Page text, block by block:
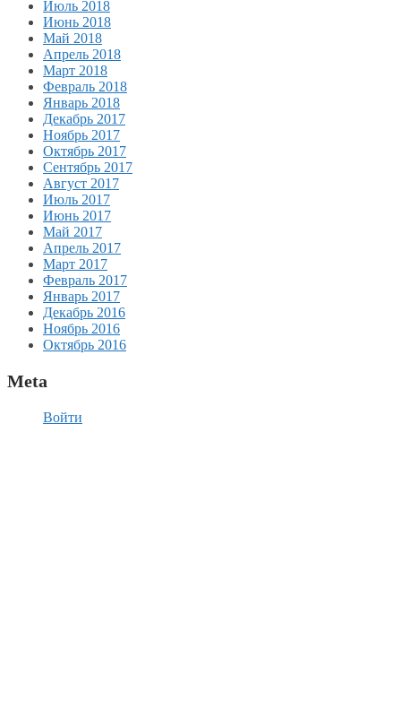
Июль 2018
Июнь 2018
Май 2018
Апрель 2018
Март 2018
Февраль 2018
Январь 2018
Декабрь 2017
Ноябрь 2017
Октябрь 2017
Сентябрь 2017
Август 2017
Июль 2017
Июнь 2017
Май 2017
Апрель 2017
Март 2017
Февраль 2017
Январь 2017
Декабрь 2016
Ноябрь 2016
Октябрь 2016
Meta
Войти